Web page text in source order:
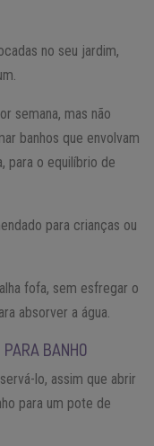
no seu jardim,
semana, mas não
banhos que envolvam
para o equilíbrio de
para crianças ou
fofa, sem esfregar o
absorver a água.
BANHO
lo, assim que abrir
para um pote de